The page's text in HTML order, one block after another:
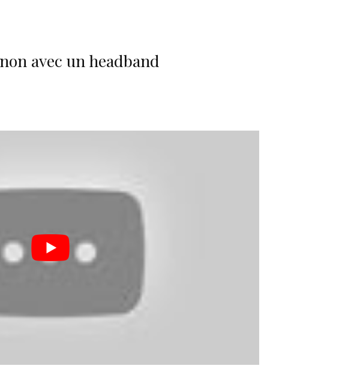
avec un headband